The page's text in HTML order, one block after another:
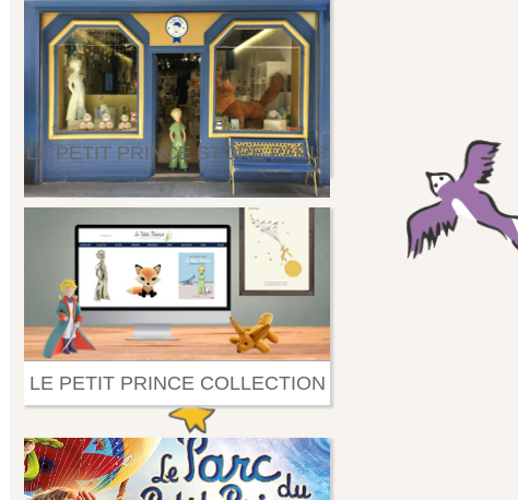
LE PETIT PRINCE STORE PARIS
LE PETIT PRINCE COLLECTION